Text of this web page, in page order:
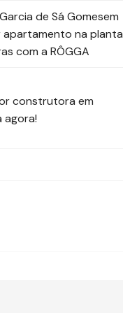
de Sá Gomesem
apartamento na planta
com a RÔGGA
construtora em
agora!